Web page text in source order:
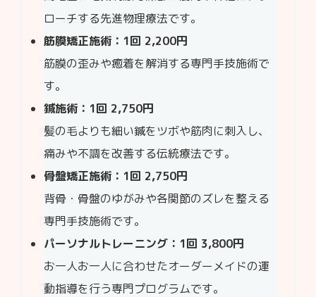
ローチする先進物理療法です。
筋膜矯正施術：1回 2,200円
筋膜の歪みや癒着を解消する専門手技施術で
す。
鍼施術：1回 2,750円
髪の毛よりも細い鍼をツボや筋肉に刺入し、
痛みや不調を改善する伝統療法です。
骨盤矯正施術：1回 2,750円
背骨・骨盤のゆがみや各関節のズレを整える
専門手技施術です。
パーソナルトレーニング：1回 3,800円
お一人お一人に合わせたオーダーメイドの運
動指導を行う専門プログラムです。